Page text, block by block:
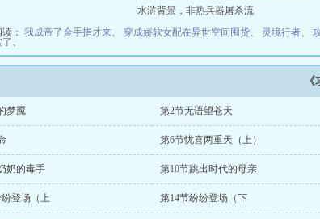
水浒背景，非热兵器屠杀流
： 我成帝了金手指才来、 穿成娇软女配在异世空间囤货、 灵境行者、
、
梦魇 第2节无语望苍天
第6节忧喜两重天（上）
奶的毒手 第10节跳出时代的母亲
登场（上 第14节纷纷登场（下